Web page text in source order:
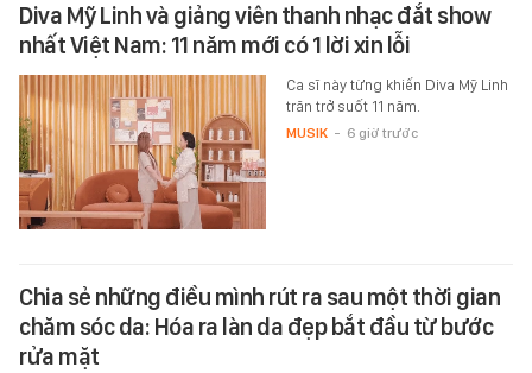
Diva Mỹ Linh và giảng viên thanh nhạc đắt show
nhất Việt Nam: 11 năm mới có 1 lời xin lỗi
Ca sĩ này từng khiến Diva Mỹ Linh
trăn trở suốt 11 năm.
MUSIK - 6 giờ trước
Chia sẻ những điều mình rút ra sau một thời gian
chăm sóc da: Hóa ra làn da đẹp bắt đầu từ bước
rửa mặt